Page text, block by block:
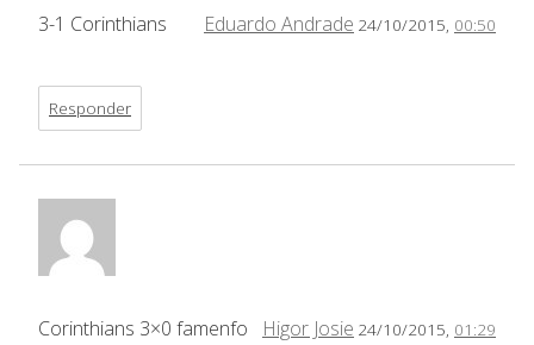
Eduardo Andrade 24/10/2015, 00:50
3-1 Corinthians
Responder
Higor Josie 24/10/2015, 01:29
Corinthians 3×0 famenfo